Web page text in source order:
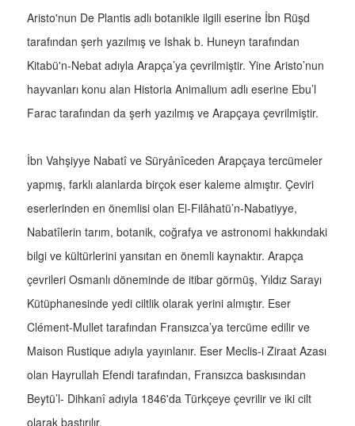
Aristo'nun De Plantis adlı botanikle ilgili eserine İbn Rüşd
tarafından şerh yazılmış ve Ishak b. Huneyn tarafından
Kitabü'n-Nebat adıyla Arapça’ya çevrilmiştir. Yine Aristo’nun
hayvanları konu alan Historia Animalium adlı eserine Ebu’l
Farac tarafından da şerh yazılmış ve Arapçaya çevrilmiştir.
İbn Vahşiyye Nabatî ve Süryânîceden Arapçaya tercümeler
yapmış, farklı alanlarda birçok eser kaleme almıştır. Çeviri
eserlerinden en önemlisi olan El-Filâhatü’n-Nabatiyye,
Nabatîlerin tarım, botanik, coğrafya ve astronomi hakkındaki
bilgi ve kültürlerini yansıtan en önemli kaynaktır. Arapça
çevrileri Osmanlı döneminde de itibar görmüş, Yıldız Sarayı
Kütüphanesinde yedi ciltlik olarak yerini almıştır. Eser
Clément-Mullet tarafından Fransızca’ya tercüme edilir ve
Maison Rustique adıyla yayınlanır. Eser Meclis-i Ziraat Azası
olan Hayrullah Efendi tarafından, Fransızca baskısından
Beytü’l- Dihkanî adıyla 1846'da Türkçeye çevrilir ve iki cilt
olarak bastırılır.